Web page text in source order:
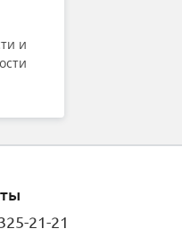
и
21-21